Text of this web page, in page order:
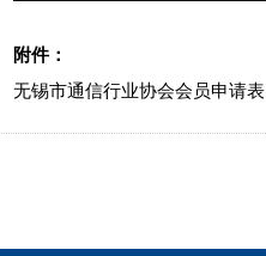
附件：
无锡市通信行业协会会员申请表